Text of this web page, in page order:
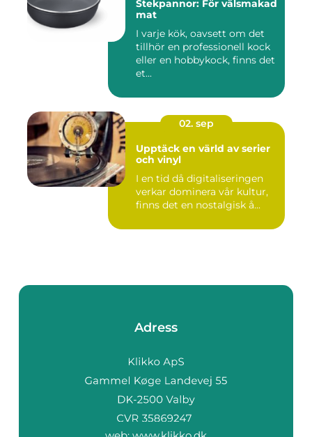
Stekpannor: För välsmakad
mat
I varje kök, oavsett om det
tillhör en professionell kock
eller en hobbykock, finns det
et...
02. sep
Upptäck en värld av serier
och vinyl
I en tid då digitaliseringen
verkar dominera vår kultur,
finns det en nostalgisk å...
Adress